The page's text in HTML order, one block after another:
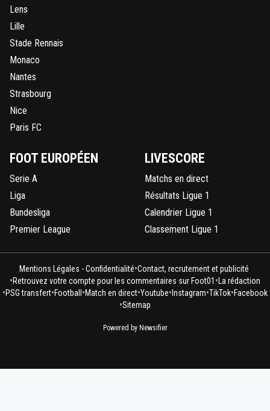
Lens
Lille
Stade Rennais
Monaco
Nantes
Strasbourg
Nice
Paris FC
FOOT EUROPÉEN
Serie A
Liga
Bundesliga
Premier League
LIVESCORE
Matchs en direct
Résultats Ligue 1
Calendrier Ligue 1
Classement Ligue 1
Mentions Légales - Confidentialité•Contact, recrutement et publicité
•Retrouvez votre compte pour les commentaires sur Foot01 • La rédaction
•PSG transfert•Football •Match en direct•Youtube• Instagram•TikTok•Facebook
•Sitemap
Powered by Newsifier